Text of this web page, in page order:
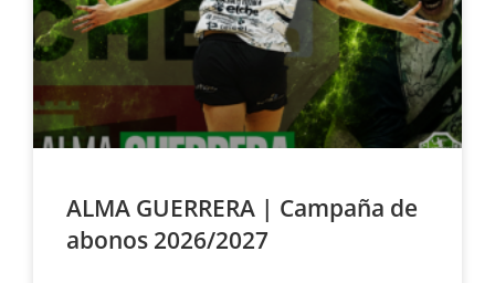
ALMA GUERRERA | Campaña de
abonos 2026/2027